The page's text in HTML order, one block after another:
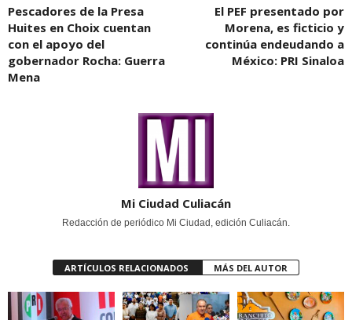
Pescadores de la Presa
Huites en Choix cuentan
con el apoyo del
gobernador Rocha: Guerra
Mena
El PEF presentado por
Morena, es ficticio y
continúa endeudando a
México: PRI Sinaloa
Mi Ciudad Culiacán
Redacción de periódico Mi Ciudad, edición Culiacán.
ARTÍCULOS RELACIONADOS MÁS DEL AUTOR